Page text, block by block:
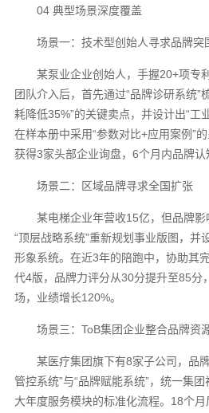
04 典型场景深度覆盖
场景一：技术型创始人寻求品牌突
某泵业企业创始人，手握20+项专
团队介入后，首先通过“品牌诊研系统”
耗降低35%”的关键卖点，并设计出“工
在样本册中采用“参数对比+应用案例”
获得3家头部企业询盘，6个月内品牌认
场景二：区域品牌寻求全国扩张
某电梯企业年营收15亿，但品牌
“顶层战略系统”重新规划事业版图，并
形象系统。在近3年的陪跑中，协助其
代4版，品牌力评分从30分提升至85分
场，业绩增长120%。
场景三：ToB集团企业整合品牌资
某医疗集团旗下有8家子公司，品
管控系统”与“品牌赋能系统”，统一集
大年度服务模块的标准化流程。18个